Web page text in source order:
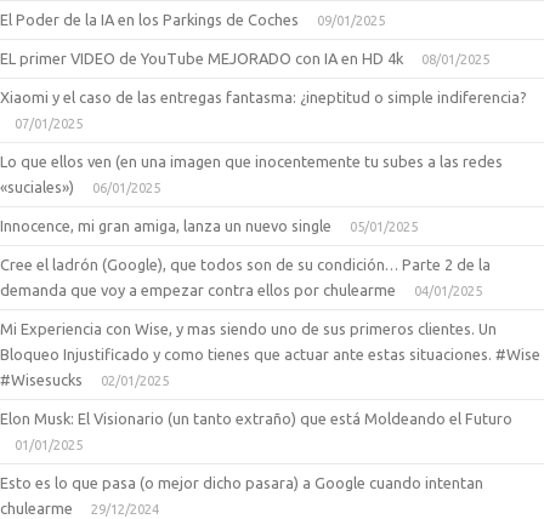
El Poder de la IA en los Parkings de Coches 09/01/2025
EL primer VIDEO de YouTube MEJORADO con IA en HD 4k 08/01/2025
Xiaomi y el caso de las entregas fantasma: ¿ineptitud o simple indiferencia?
07/01/2025
Lo que ellos ven (en una imagen que inocentemente tu subes a las redes
«suciales»)
06/01/2025
Innocence, mi gran amiga, lanza un nuevo single 05/01/2025
Cree el ladrón (Google), que todos son de su condición… Parte 2 de la
demanda que voy a empezar contra ellos por chulearme
04/01/2025
Mi Experiencia con Wise, y mas siendo uno de sus primeros clientes. Un
Bloqueo Injustificado y como tienes que actuar ante estas situaciones. #Wise
#Wisesucks
02/01/2025
Elon Musk: El Visionario (un tanto extraño) que está Moldeando el Futuro
01/01/2025
Esto es lo que pasa (o mejor dicho pasara) a Google cuando intentan
chulearme
29/12/2024